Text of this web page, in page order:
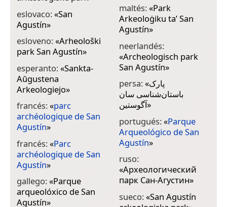
eslovaco:«San
Agustín»
esloveno:«Arheološki
park San Agustín»
esperanto:«Sankta-
Aŭgustena
Arkeologiejo»
francés:«parc
archéologique de San
Agustín»
francés:«Parc
archéologique de San
Agustín»
gallego:«Parque
arqueolóxico de San
Agustín»
maltés:«Park
Arkeoloġiku ta’ San
Agustín»
neerlandés:
«Archeologisch park
San Agustín»
persa:«پارک
باستان‌شناسی سان
آگوستین»
portugués:«Parque
Arqueológico de San
Agustín»
ruso:
«Археологический
парк Сан-Агустин»
sueco:«San Agustín